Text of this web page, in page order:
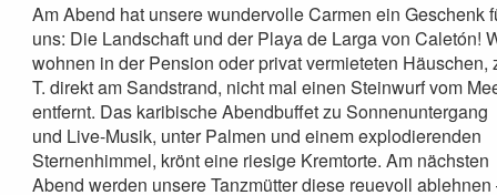
Am Abend hat unsere wundervolle Carmen ein Geschenk
uns: Die Landschaft und der Playa de Larga von Caletón!
wohnen in der Pension oder privat vermieteten Häuschen,
T. direkt am Sandstrand, nicht mal einen Steinwurf vom
entfernt. Das karibische Abendbuffet zu Sonnenuntergang
und Live-Musik, unter Palmen und einem explodierenden
Sternenhimmel, krönt eine riesige Kremtorte. Am nächsten
Abend werden unsere Tanzmütter diese reuevoll ablehnen